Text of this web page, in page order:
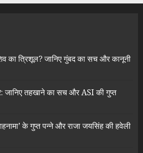
का त्रिशूल? जानिए गुंबद का सच और कानूनी
तहखाने का सच और ASI की गुप्त
के गुप्त पन्ने और राजा जयसिंह की हवेली